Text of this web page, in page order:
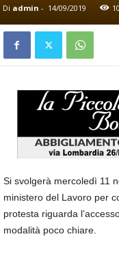
Di admin - 14/09/2019
Si svolgerà mercoledì 11
ministero del Lavoro per
protesta riguarda
modalità poco chiare.